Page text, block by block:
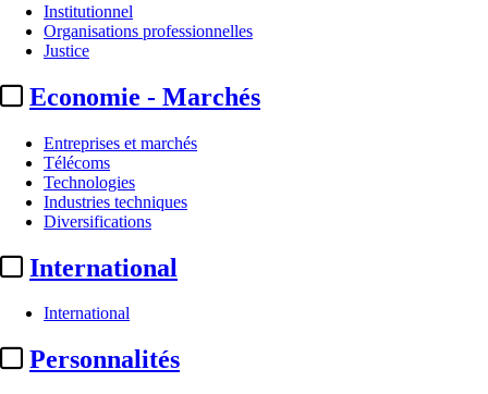
Institutionnel
Organisations professionnelles
Justice
Economie - Marchés
Entreprises et marchés
Télécoms
Technologies
Industries techniques
Diversifications
International
International
Personnalités